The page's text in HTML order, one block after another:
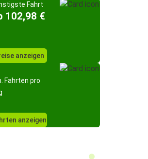
Fahrt
102,98 €
anzeigen
Fahrten pro
anzeigen